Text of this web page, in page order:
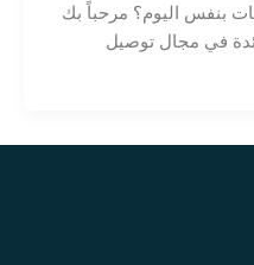
بنفس اليوم؟ مرحباً بك
في مجال توصيل